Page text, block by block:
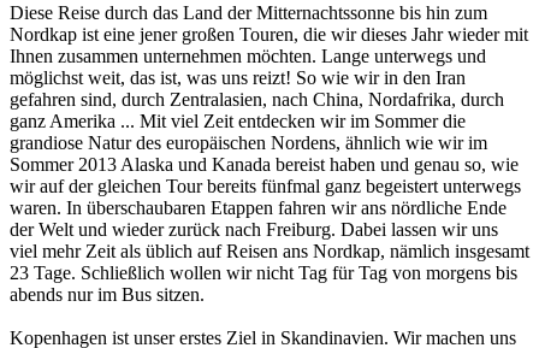
Diese Reise durch das Land der Mitternachtssonne bis hin zum
Nordkap ist eine jener großen Touren, die wir dieses Jahr wieder mit
Ihnen zusammen unternehmen möchten. Lange unterwegs und
möglichst weit, das ist, was uns reizt! So wie wir in den Iran
gefahren sind, durch Zentralasien, nach China, Nordafrika, durch
ganz Amerika ... Mit viel Zeit entdecken wir im Sommer die
grandiose Natur des europäischen Nordens, ähnlich wie wir im
Sommer 2013 Alaska und Kanada bereist haben und genau so, wie
wir auf der gleichen Tour bereits fünfmal ganz begeistert unterwegs
waren. In überschaubaren Etappen fahren wir ans nördliche Ende
der Welt und wieder zurück nach Freiburg. Dabei lassen wir uns
viel mehr Zeit als üblich auf Reisen ans Nordkap, nämlich insgesamt
23 Tage. Schließlich wollen wir nicht Tag für Tag von morgens bis
abends nur im Bus sitzen.
Kopenhagen ist unser erstes Ziel in Skandinavien. Wir machen uns